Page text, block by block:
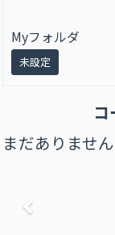
Myフォルダ
未設定
まだありません